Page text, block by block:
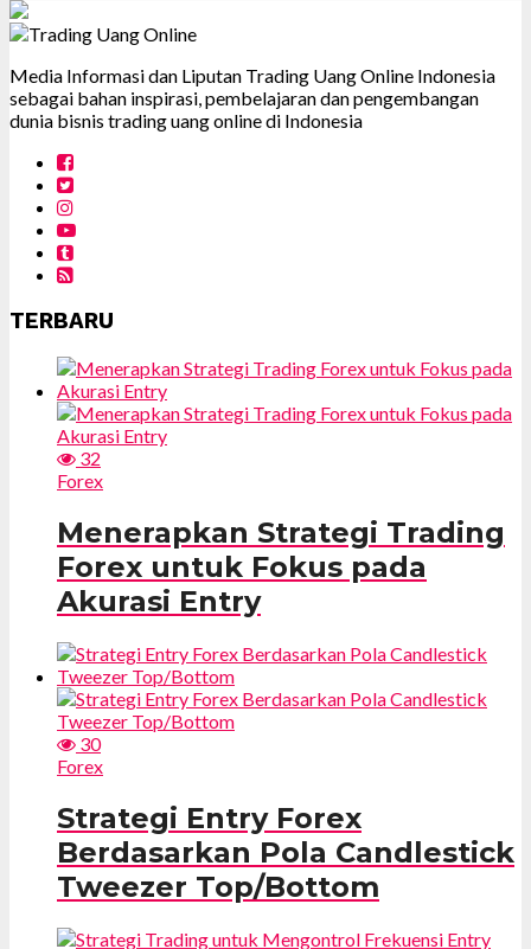
Media Informasi dan Liputan Trading Uang Online Indonesia
sebagai bahan inspirasi, pembelajaran dan pengembangan
dunia bisnis trading uang online di Indonesia
TERBARU
32
Forex
Menerapkan Strategi Trading
Forex untuk Fokus pada
Akurasi Entry
30
Forex
Strategi Entry Forex
Berdasarkan Pola Candlestick
Tweezer Top/Bottom